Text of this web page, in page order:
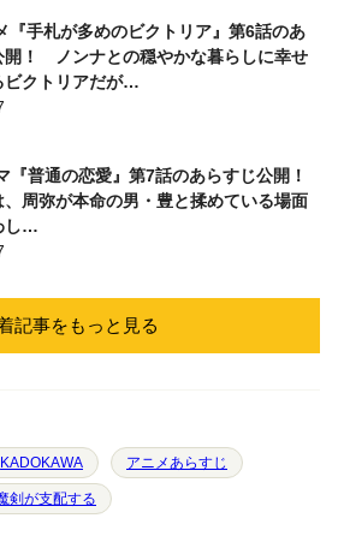
『手札が多めのビクトリア』第6話のあ
開！ ノンナとの穏やかな暮らしに幸せ
ビクトリアだが…
『普通の恋愛』第7話のあらすじ公開！
周弥が本命の男・豊と揉めている場面
し…
記事をもっと見る
KADOKAWA アニメあらすじ
剣が支配する